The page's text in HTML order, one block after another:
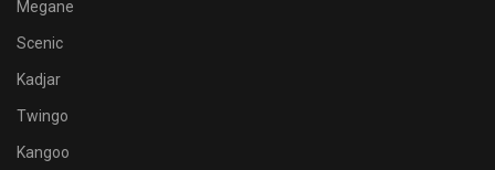
Megane
Scenic
Kadjar
Twingo
Kangoo